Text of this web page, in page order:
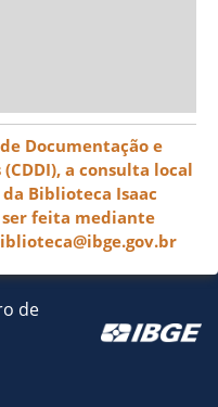
Documentação e
a consulta local
Biblioteca Isaac
ser feita mediante
de